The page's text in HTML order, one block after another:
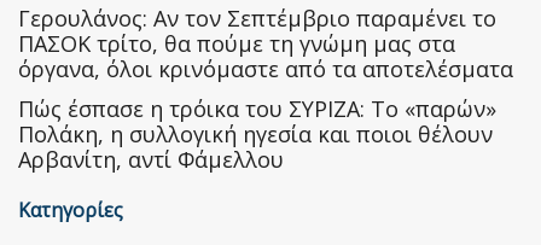
Γερουλάνος: Αν τον Σεπτέμβριο παραμένει το
ΠΑΣΟΚ τρίτο, θα πούμε τη γνώμη μας στα
όργανα, όλοι κρινόμαστε από τα αποτελέσματα
Πώς έσπασε η τρόικα του ΣΥΡΙΖΑ: Το «παρών»
Πολάκη, η συλλογική ηγεσία και ποιοι θέλουν
Αρβανίτη, αντί Φάμελλου
Κατηγορίες